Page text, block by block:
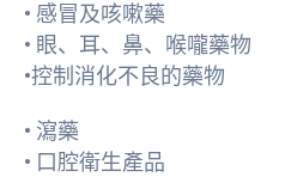
• 感冒及咳嗽藥
• 眼、耳、鼻、喉嚨藥物
•控制消化不良的藥物
• 瀉藥
• 口腔衛生產品